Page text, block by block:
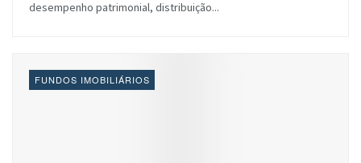
desempenho patrimonial, distribuição...
FUNDOS IMOBILIÁRIOS